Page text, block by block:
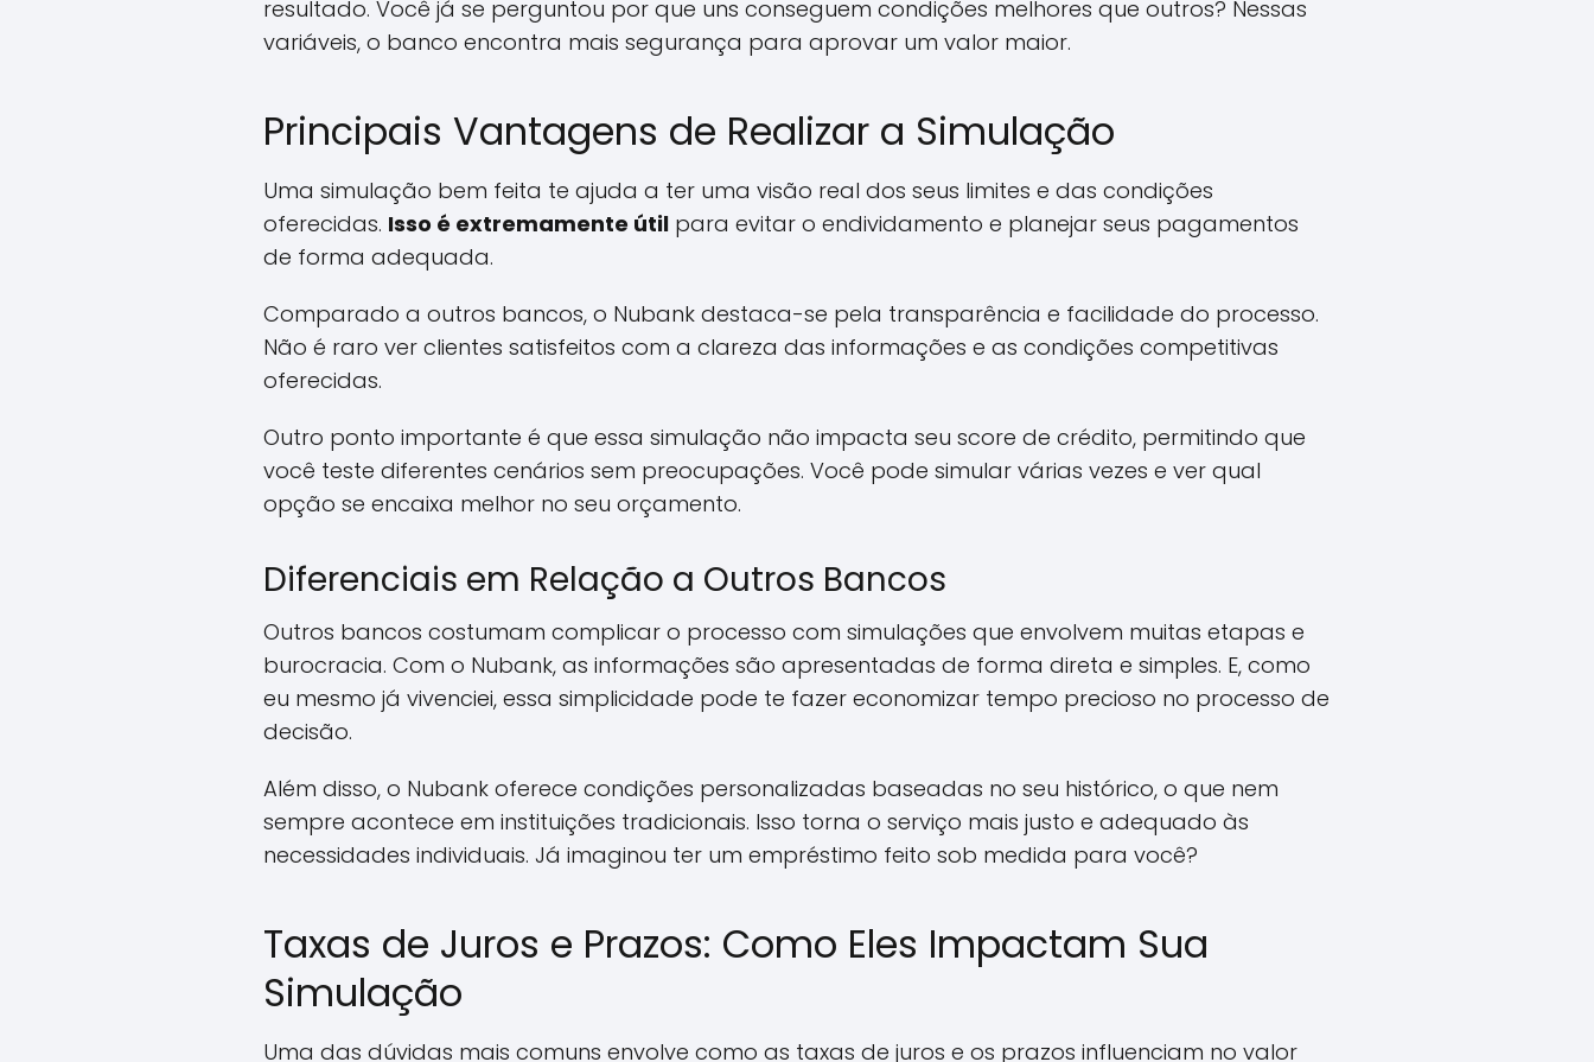
resultado. Você já se perguntou por que uns conseguem condições melhores que outros? Nessas
variáveis, o banco encontra mais segurança para aprovar um valor maior.
Principais Vantagens de Realizar a Simulação
Uma simulação bem feita te ajuda a ter uma visão real dos seus limites e das condições
oferecidas. Isso é extremamente útil para evitar o endividamento e planejar seus pagamentos
de forma adequada.
Comparado a outros bancos, o Nubank destaca-se pela transparência e facilidade do processo.
Não é raro ver clientes satisfeitos com a clareza das informações e as condições competitivas
oferecidas.
Outro ponto importante é que essa simulação não impacta seu score de crédito, permitindo que
você teste diferentes cenários sem preocupações. Você pode simular várias vezes e ver qual
opção se encaixa melhor no seu orçamento.
Diferenciais em Relação a Outros Bancos
Outros bancos costumam complicar o processo com simulações que envolvem muitas etapas e
burocracia. Com o Nubank, as informações são apresentadas de forma direta e simples. E, como
eu mesmo já vivenciei, essa simplicidade pode te fazer economizar tempo precioso no processo de
decisão.
Além disso, o Nubank oferece condições personalizadas baseadas no seu histórico, o que nem
sempre acontece em instituições tradicionais. Isso torna o serviço mais justo e adequado às
necessidades individuais. Já imaginou ter um empréstimo feito sob medida para você?
Taxas de Juros e Prazos: Como Eles Impactam Sua
Simulação
Uma das dúvidas mais comuns envolve como as taxas de juros e os prazos influenciam no valor